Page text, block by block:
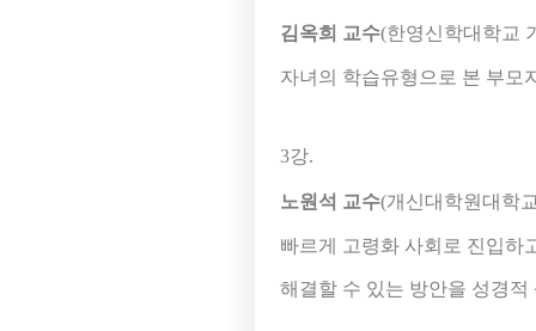
김옥희 교수(한영신학대학교
자녀의 학습유형으로 본 부모
3강.
노원석 교수(개신대학원대학
빠르게 고령화 사회로 진입하
해결할 수 있는 방안을 성경